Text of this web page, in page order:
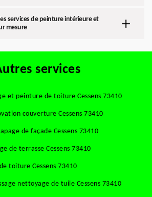
services de peinture intérieure et
mesure
services
et peinture de toiture Cessens 73410
couverture Cessens 73410
de façade Cessens 73410
de terrasse Cessens 73410
toiture Cessens 73410
nettoyage de tuile Cessens 73410